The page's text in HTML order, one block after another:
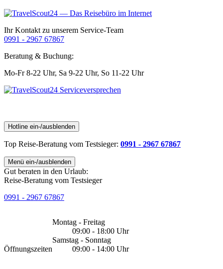
Ihr Kontakt zu unserem Service-Team
0991 - 2967 67867
Beratung & Buchung:
Mo-Fr 8-22 Uhr, Sa 9-22 Uhr, So 11-22 Uhr
Hotline ein-/ausblenden
Top Reise-Beratung vom Testsieger: 0991 - 2967 67867
Menü ein-/ausblenden
Gut beraten in den Urlaub:
Reise-Beratung vom Testsieger
0991 - 2967 67867
Öffnungszeiten
Montag - Freitag
09:00 - 18:00 Uhr
Samstag - Sonntag
09:00 - 14:00 Uhr